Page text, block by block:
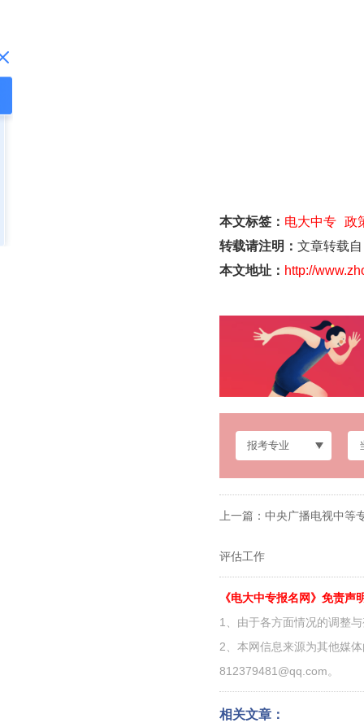
本文标签： 电大中专 政
转载请注明： 文章转载
本文地址： http://
上一篇： 中央广播电视中等
评估工作
《电大中专报名网》免责声
1、由于各方面情况的调整
2、本网信息来源为其他媒
812379481@qq.com。
相关文章：